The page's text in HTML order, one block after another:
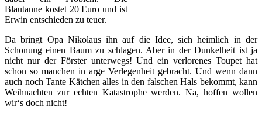
Blautanne kostet 20 Euro und ist
Erwin entschieden zu teuer.
Da bringt Opa Nikolaus ihn auf die Idee, sich heimlich in der
Schonung einen Baum zu schlagen. Aber in der Dunkelheit ist ja
nicht nur der Förster unterwegs! Und ein verlorenes Toupet hat
schon so manchen in arge Verlegenheit gebracht. Und wenn dann
auch noch Tante Kätchen alles in den falschen Hals bekommt, kann
Weihnachten zur echten Katastrophe werden. Na, hoffen wollen
wir‘s doch nicht!